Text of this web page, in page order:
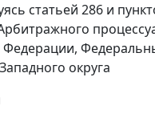
статьей 286 и
Федерации,
округа